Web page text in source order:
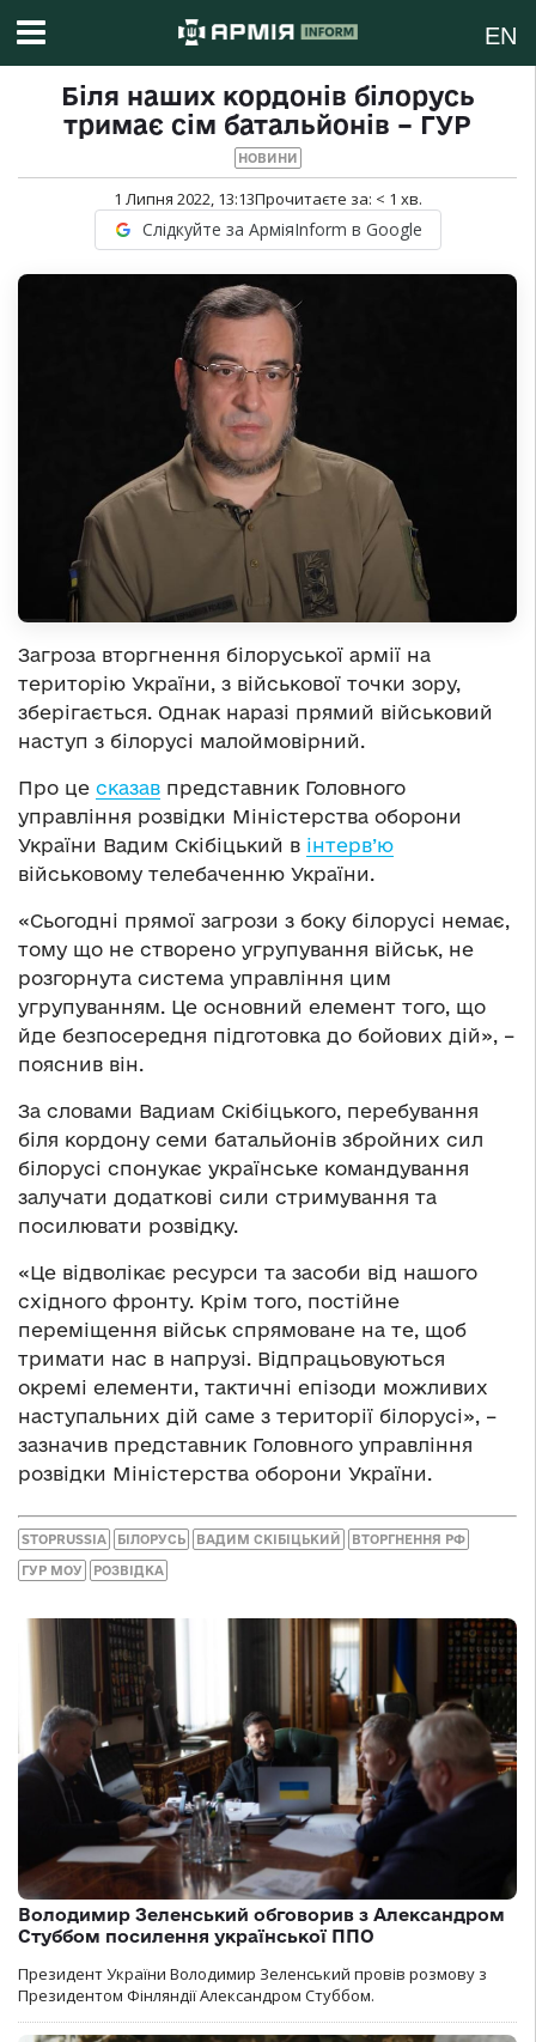
EN
Біля наших кордонів білорусь
тримає сім батальйонів – ГУР
НОВИНИ
1 Липня 2022, 13:13Прочитаєте за: < 1 хв.
Слідкуйте за АрміяInform в Google
Загроза вторгнення білоруської армії на
територію України, з військової точки зору,
зберігається. Однак наразі прямий військовий
наступ з білорусі малоймовірний.
Про це сказав представник Головного
управління розвідки Міністерства оборони
України Вадим Скібіцький в інтерв’ю
військовому телебаченню України.
«Сьогодні прямої загрози з боку білорусі немає,
тому що не створено угрупування військ, не
розгорнута система управління цим
угрупуванням. Це основний елемент того, що
йде безпосередня підготовка до бойових дій», –
пояснив він.
За словами Вадиам Скібіцького, перебування
біля кордону семи батальйонів збройних сил
білорусі спонукає українське командування
залучати додаткові сили стримування та
посилювати розвідку.
«Це відволікає ресурси та засоби від нашого
східного фронту. Крім того, постійне
переміщення військ спрямоване на те, щоб
тримати нас в напрузі. Відпрацьовуються
окремі елементи, тактичні епізоди можливих
наступальних дій саме з території білорусі», –
зазначив представник Головного управління
розвідки Міністерства оборони України.
STOPRUSSIA БІЛОРУСЬ ВАДИМ СКІБІЦЬКИЙ ВТОРГНЕННЯ РФ
ГУР МОУ РОЗВІДКА
Володимир Зеленський обговорив з Александром
Стуббом посилення української ППО
Президент України Володимир Зеленський провів розмову з
Президентом Фінляндії Александром Стуббом.